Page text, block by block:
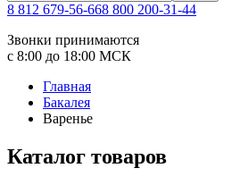
8 812 679-56-668 800 200-31-44
Звонки принимаются
с 8:00 до 18:00 МСК
Главная
Бакалея
Варенье
Каталог товаров